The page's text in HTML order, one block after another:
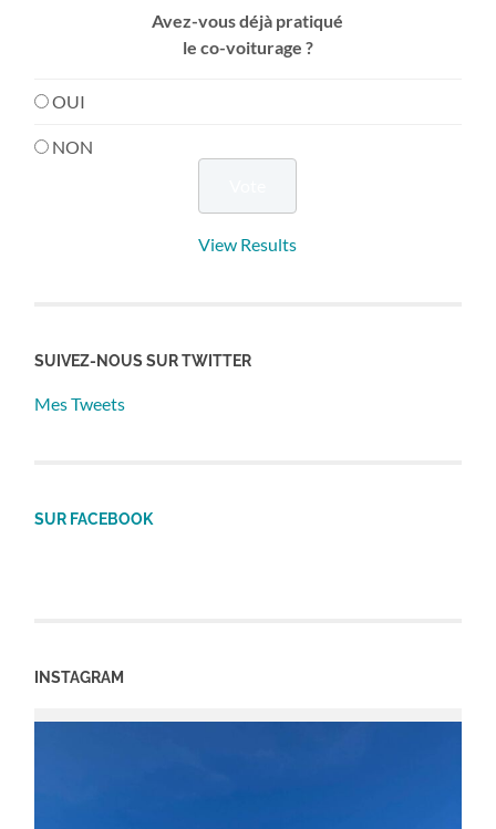
Avez-vous déjà pratiqué
le co-voiturage ?
OUI
NON
View Results
SUIVEZ-NOUS SUR TWITTER
Mes Tweets
SUR FACEBOOK
INSTAGRAM